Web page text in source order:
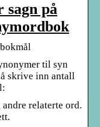
sagn på
til syn
skrive inn antall
relaterte ord.